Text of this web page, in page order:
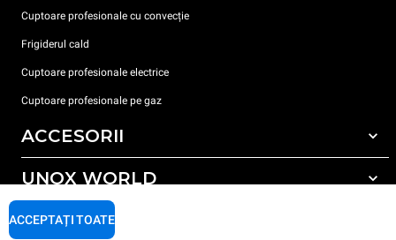
Cuptoare profesionale cu convecție
Frigiderul cald
Cuptoare profesionale electrice
Cuptoare profesionale pe gaz
ACCESORII
Toate accesoriile
Detergent pentru spălarea automată
Detergent pentru spălarea manuală
UNOX WORLD
Sediile noastre în lume
SUPORT
ACCEPTAȚI TOATE